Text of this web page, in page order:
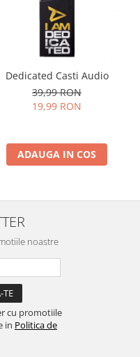
Dedicated Casti Audio
39,99 RON
19,99 RON
ADAUGA IN COS
noastre
cu promotiile
in Politica de